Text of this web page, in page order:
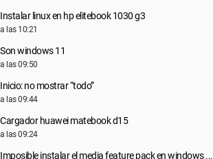
Instalar linux en hp elitebook 1030 g3
a las 10:21
Son windows 11
a las 09:50
Inicio: no mostrar “todo”
a las 09:44
Cargador huawei matebook d15
a las 09:24
Imposible instalar el media feature pack en windows ...